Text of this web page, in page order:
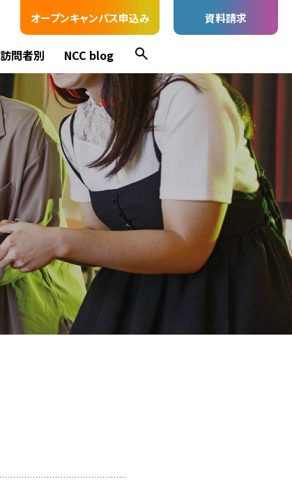
オープンキャンパス申込み 資料請求
訪問者別 NCC blog